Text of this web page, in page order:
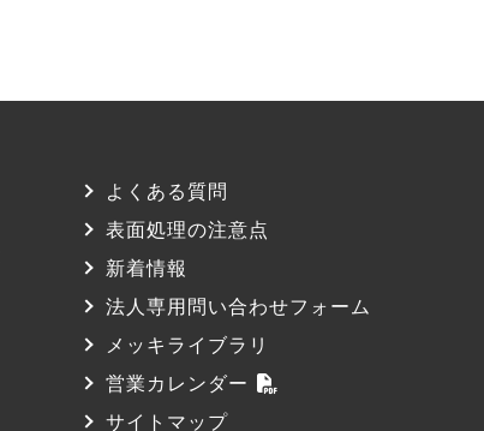
よくある質問
表面処理の注意点
新着情報
法人専用問い合わせフォーム
メッキライブラリ
営業カレンダー
サイトマップ